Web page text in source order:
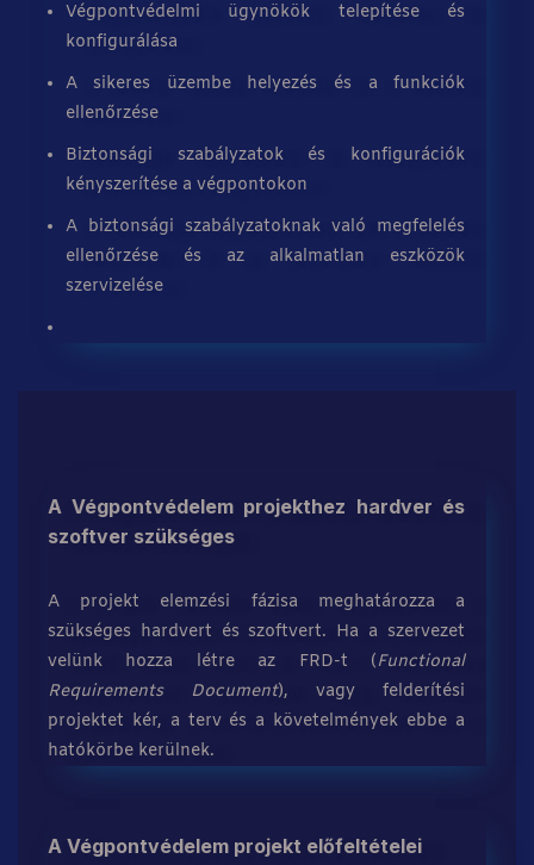
Végpontvédelmi ügynökök telepítése és
konfigurálása
A sikeres üzembe helyezés és a funkciók
ellenőrzése
Biztonsági szabályzatok és konfigurációk
kényszerítése a végpontokon
A biztonsági szabályzatoknak való megfelelés
ellenőrzése és az alkalmatlan eszközök
szervizelése
A Végpontvédelem projekthez hardver és
szoftver szükséges
A projekt elemzési fázisa meghatározza a
szükséges hardvert és szoftvert. Ha a szervezet
velünk hozza létre az FRD-t (Functional
Requirements Document), vagy felderítési
projektet kér, a terv és a követelmények ebbe a
hatókörbe kerülnek.
A Végpontvédelem projekt előfeltételei